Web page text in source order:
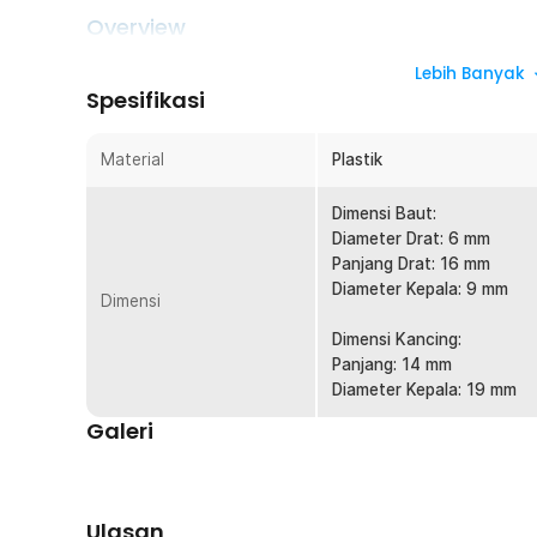
Overview
pintu, agar lebih kuat dan mengikat. Terbuat dari
Ukurannya yang minimalis membuat klip ini mudah disimpan.
Fitur
Bagian mobil seperti panel pintu hingga quick release
dengan pakem. Itulah mengapa Anda membutuhkan
menyempurnakan instalasinya. Fungsinya sama
mobil jadi lebih kuat dan tidak longgar.
Berfungsi juga sebagai peredam getaran, klip kancing
kebisingan yang dihasilkan oleh bagian-bagian mobil
Dengan demikian, penggunaan klip panel akan
Lebih Banyak
Spesifikasi
Material Plastik
Dimensi
Dimensi Baut:
Diameter Drat: 6 mm
Panjang Drat: 16 mm
Diameter Kepala: 9 mm
Dimensi Kancing:
Panjang: 14 mm
Diameter Kepala: 19 mm
Galeri